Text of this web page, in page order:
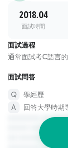
2018.04
面試時間
面試過程
通常面試考C語言
面試問答
學經歷
回答大學時期